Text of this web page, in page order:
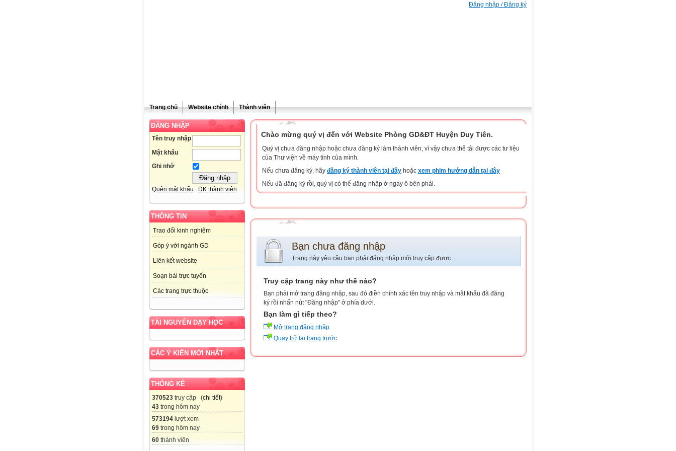
Đăng nhập / Đăng ký
Trang chủ Website chính Thành viên
ĐĂNG NHẬP
Tên truy nhập
Mật khẩu
Ghi nhớ
Quên mật khẩu ĐK thành viên
THÔNG TIN
Trao đổi kinh nghiệm
Góp ý với ngành GD
Liên kết website
Soạn bài trực tuyến
Các trang trực thuộc
TÀI NGUYÊN DẠY HỌC
CÁC Ý KIẾN MỚI NHẤT
THỐNG KÊ
370523 truy cập (chi tiết)
43 trong hôm nay
573194 lượt xem
69 trong hôm nay
60 thành viên
Chào mừng quý vị đến với Website Phòng GD&ĐT Huyện Duy Tiên.
Quý vị chưa đăng nhập hoặc chưa đăng ký làm thành viên, vì vậy chưa thể tải được các tư liệu
của Thư viện về máy tính của mình.
Nếu chưa đăng ký, hãy đăng ký thành viên tại đây hoặc xem phim hướng dẫn tại đây
Nếu đã đăng ký rồi, quý vị có thể đăng nhập ở ngay ô bên phải.
Bạn chưa đăng nhập
Trang này yêu cầu bạn phải đăng nhập mới truy cập được.
Truy cập trang này như thế nào?
Bạn phải mở trang đăng nhập, sau đó điền chính xác tên truy nhập và mật khẩu đã đăng
ký rồi nhấn nút "Đăng nhập" ở phía dưới.
Bạn làm gì tiếp theo?
Mở trang đăng nhập
Quay trở lại trang trước